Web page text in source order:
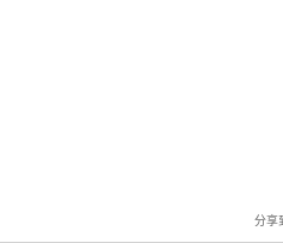
采访：
分享